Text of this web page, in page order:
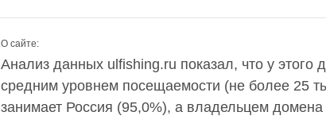
О сайте:
Анализ данных ulfishing.ru показал, что у этого
средним уровнем посещаемости (не более 25
занимает Россия (95,0%), а владельцем